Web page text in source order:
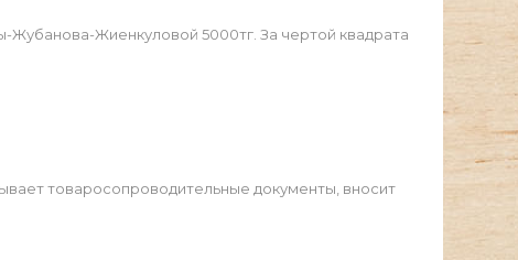
Жубанова-Жиенкуловой 5000тг. За чертой квадрата
товаросопроводительные документы, вносит